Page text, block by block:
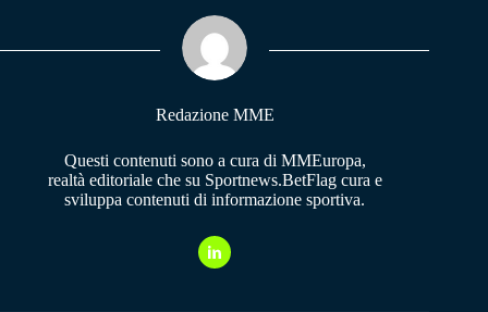
pp m
Redazione MME
Questi contenuti sono a cura di MMEuropa,
realtà editoriale che su Sportnews.BetFlag cura e
sviluppa contenuti di informazione sportiva.